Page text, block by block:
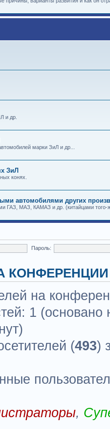
и др.
марки ЗиЛ и др...
ЗиЛ
конях.
автомобилями других
ГАЗ, МАЗ, КАМАЗ и др. (китайцами того-
Пароль:
КОНФЕРЕНЦИИ
на
1 (основано
(493)
,